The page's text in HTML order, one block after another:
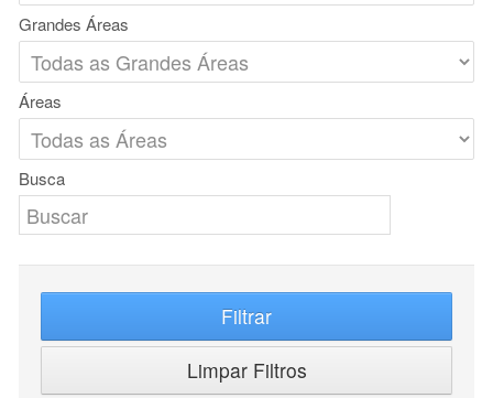
Grandes Áreas
Áreas
Busca
Filtrar
Limpar Filtros